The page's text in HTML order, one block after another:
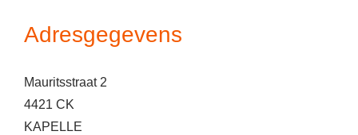
Adresgegevens
Mauritsstraat 2
4421 CK
KAPELLE